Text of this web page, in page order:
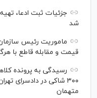
شد
ماموریت رئیس
قیمت و مقابله قاطع با
رسیدگی به پرونده
متهمان